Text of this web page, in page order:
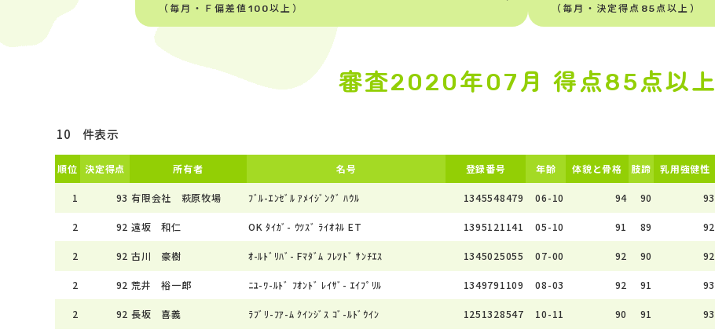
（毎月・Ｆ偏差値100以上） （毎月・決定得点85点以上）
審査2020年07月 得点85点以上
件表示
順位 決定得点 所有者 名号 登録番号 年齢 体貌と骨格 肢蹄 乳用強健性
1 93 有限会社 萩原牧場 ﾌﾞﾙ-ｴﾝｾﾞﾙ ｱﾒｲｼﾞﾝｸﾞ ﾊｳﾙ 1345548479 06-10 94 90 93
2 92 遠坂 和仁 OK ﾀｲｶﾞ- ｳﾂｽﾞ ﾗｲｵﾈﾙ ET 1395121141 05-10 91 89 92
2 92 古川 豪樹 ｵ-ﾙﾄﾞﾘﾊﾞ- Fﾏﾀﾞﾑ ﾌﾚﾂﾄﾞ ｻﾝﾁｴｽ 1345025055 07-00 92 90 92
2 92 荒井 裕一郎 ﾆﾕ-ﾜ-ﾙﾄﾞ ﾌｵﾝﾄﾞ ﾚｲｻﾞ- ｴｲﾌﾟﾘﾙ 1349791109 08-03 92 91 93
2 92 長坂 喜義 ﾗﾌﾞﾘ-ﾌｱ-ﾑ ｸｲﾝｼﾞｽ ｺﾞ-ﾙﾄﾞｳｲﾝ 1251328547 10-11 90 91 93